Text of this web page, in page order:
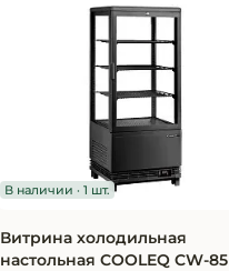
Витрина холодильная
настольная COOLEQ CW-85
В наличии · 1 шт.